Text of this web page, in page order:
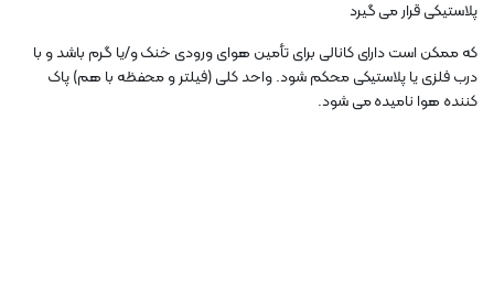
پلاستیکی قرار می گیرد
که ممکن است دارای کانالی برای تأمین هوای ورودی خنک و/یا گرم باشد و با
درب فلزی یا پلاستیکی محکم شود. واحد کلی (فیلتر و محفظه با هم) پاک
کننده هوا نامیده می شود.